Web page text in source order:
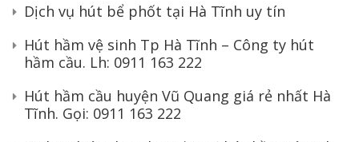
Dịch vụ hút bể phốt tại Hà Tĩnh uy tín
Hút hầm vệ sinh Tp Hà Tĩnh – Công ty hút
hầm cầu. Lh: 0911 163 222
Hút hầm cầu huyện Vũ Quang giá rẻ nhất Hà
Tĩnh. Gọi: 0911 163 222